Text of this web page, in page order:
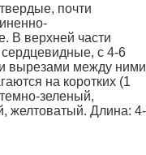
почти
В верхней части
с 4-6
вырезами между ними
на коротких (1
зеленый,
желтоватый. Длина: 4-